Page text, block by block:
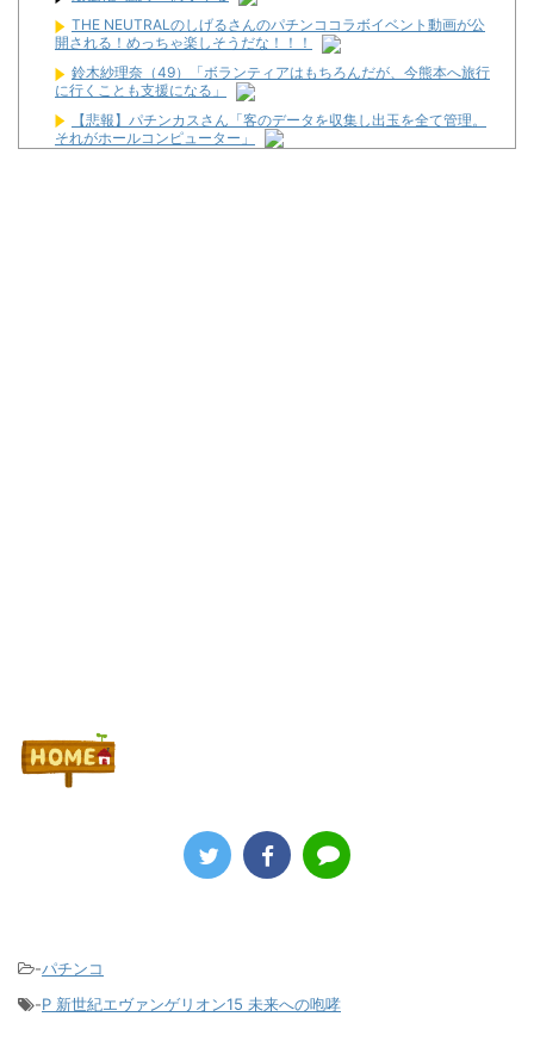
THE NEUTRALのしげるさんのパチンココラボイベント動画が公
開される！めっちゃ楽しそうだな！！！
鈴木紗理奈（49）「ボランティアはもちろんだが、今熊本へ旅行
に行くことも支援になる」
【悲報】パチンカスさん「客のデータを収集し出玉を全て管理。
それがホールコンピューター」
-パチンコ
-P 新世紀エヴァンゲリオン15 未来への咆哮